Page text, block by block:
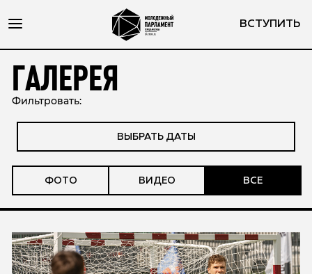
ВСТУПИТЬ
ГАЛЕРЕЯ
Фильтровать:
ВЫБРАТЬ ДАТЫ
ФОТО ВИДЕО ВСЕ